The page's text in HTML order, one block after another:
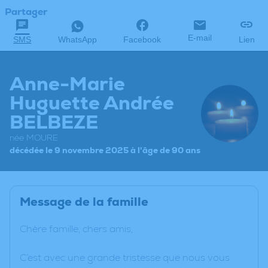
Partager
SMS WhatsApp Facebook E-mail Lien
Anne-Marie
Huguette Andrée
BELBEZE
née MOURE
décédée le 9 novembre 2025 à l'âge de 90 ans
Message de la famille
Chère famille, chers amis,
C’est avec une grande tristesse que nous vous